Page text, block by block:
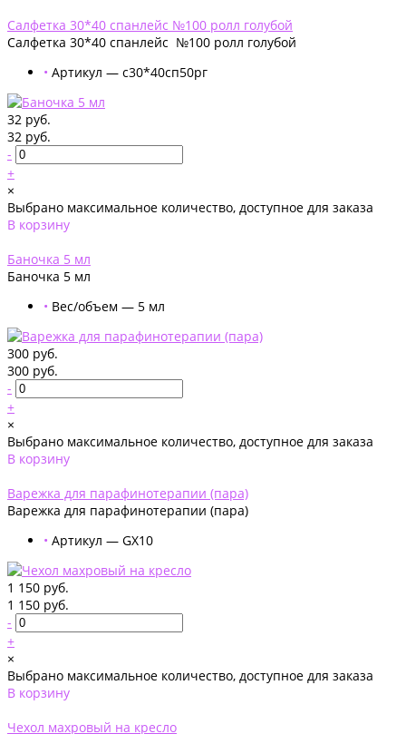
Салфетка 30*40 спанлейс №100 ролл голубой
Салфетка 30*40 спанлейс №100 ролл голубой
• Артикул — с30*40сп50рг
32 руб.
32 руб.
-
+
×
Выбрано максимальное количество, доступное для заказа
В корзину
Баночка 5 мл
Баночка 5 мл
• Вес/объем — 5 мл
300 руб.
300 руб.
-
+
×
Выбрано максимальное количество, доступное для заказа
В корзину
Варежка для парафинотерапии (пара)
Варежка для парафинотерапии (пара)
• Артикул — GX10
1 150 руб.
1 150 руб.
-
+
×
Выбрано максимальное количество, доступное для заказа
В корзину
Чехол махровый на кресло